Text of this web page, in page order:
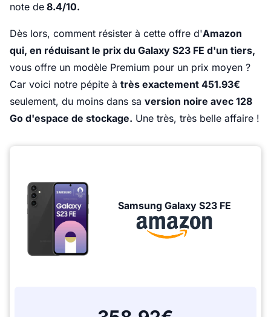
note de 8.4/10.
Dès lors, comment résister à cette offre d'Amazon
qui, en réduisant le prix du Galaxy S23 FE d'un tiers,
vous offre un modèle Premium pour un prix moyen ?
Car voici notre pépite à très exactement 451.93€
seulement, du moins dans sa version noire avec 128
Go d'espace de stockage. Une très, très belle affaire !
Samsung Galaxy S23 FE